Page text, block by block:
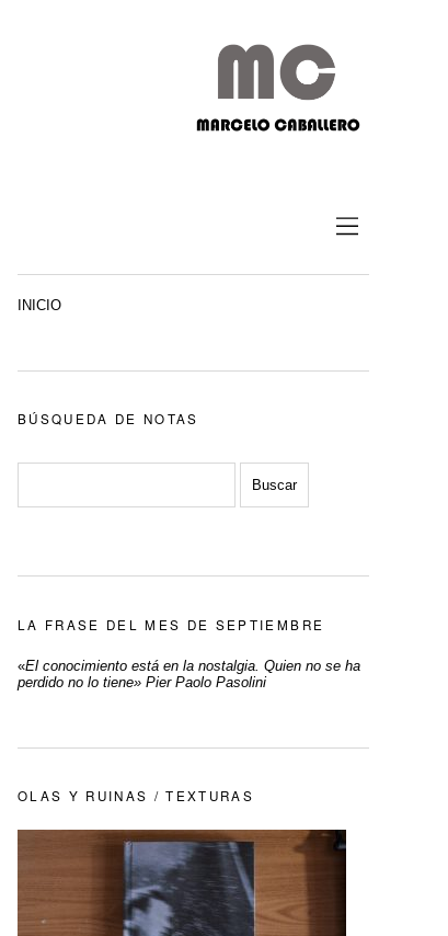
INICIO
BÚSQUEDA DE NOTAS
LA FRASE DEL MES DE SEPTIEMBRE
«El conocimiento está en la nostalgia. Quien no se ha
perdido no lo tiene» Pier Paolo Pasolini
OLAS Y RUINAS / TEXTURAS